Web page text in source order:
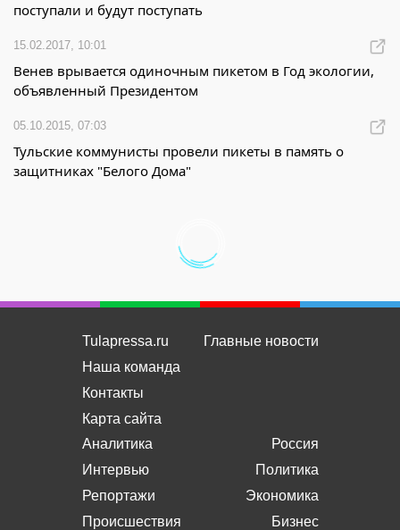
поступали и будут поступать
15.02.2017, 10:01
Венев врывается одиночным пикетом в Год экологии,
объявленный Президентом
05.10.2015, 07:03
Тульские коммунисты провели пикеты в память о
защитниках "Белого Дома"
Tulapressa.ru
Наша команда
Контакты
Карта сайта
Главные новости
Аналитика
Интервью
Репортажи
Происшествия
Россия
Политика
Экономика
Бизнес